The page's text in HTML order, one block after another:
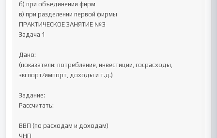
б) при объединении фирм
в) при разделении первой фирмы
ПРАКТИЧЕСКОЕ ЗАНЯТИЕ №3
Задача 1
Дано:
(показатели: потребление, инвестиции, госрасходы,
экспорт/импорт, доходы и т.д.)
Задание:
Рассчитать:
ВВП (по расходам и доходам)
ЧНП